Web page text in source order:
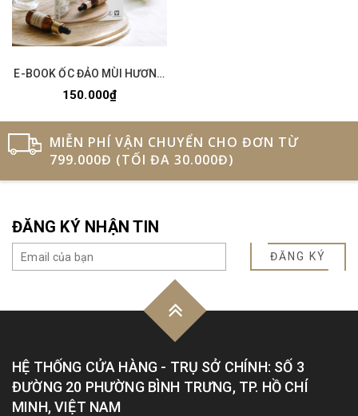
E-BOOK ỐC ĐẢO MÙI HƯƠNG
(PDF)
150.000₫
MIỄN PHÍ VẬN CHUYỂN CHO ĐƠN TỪ
799.000Đ (TỐI ĐA 30.000Đ)
ĐĂNG KÝ NHẬN TIN
ĐĂNG KÝ
HỆ THỐNG CỬA HÀNG - TRỤ SỞ CHÍNH: SỐ 3
ĐƯỜNG 20 PHƯỜNG BÌNH TRƯNG, TP. HỒ CHÍ
MINH, VIỆT NAM